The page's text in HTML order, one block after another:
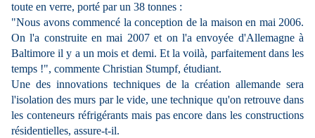
toute en verre, porté par un 38 tonnes :
"Nous avons commencé la conception de la maison en mai 2006.
On l'a construite en mai 2007 et on l'a envoyée d'Allemagne à
Baltimore il y a un mois et demi. Et la voilà, parfaitement dans les
temps !", commente Christian Stumpf, étudiant.
Une des innovations techniques de la création allemande sera
l'isolation des murs par le vide, une technique qu'on retrouve dans
les conteneurs réfrigérants mais pas encore dans les constructions
résidentielles, assure-t-il.